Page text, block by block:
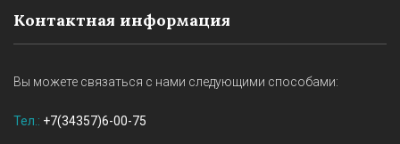
Контактная информация
Вы можете связаться с нами следующими способами:
Тел.: +7(34357)6-00-75